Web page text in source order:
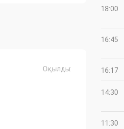
Оқылды:
18:00
16:45
16:17
14:30
11:30